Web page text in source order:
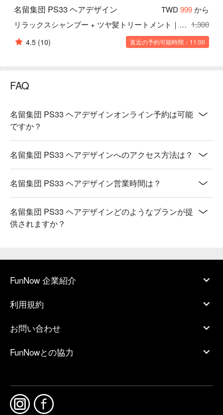
名留集団 PS33 ヘアデザイン TWD 999から
リラックスシャンプー + ツヤ髪トリートメント｜長さ不問 1,300
4.5 (10) 直近の予約可能時間：11:00
FAQ
名留集団 PS33 ヘアデザインオンライン予約は可能
ですか？
名留集団 PS33 ヘアデザインへのアクセス方法は？
名留集団 PS33 ヘアデザイン営業時間は？
名留集団 PS33 ヘアデザインどのようなプランが提
供されますか？
FunNow 企業紹介
利用規約
お問い合わせ
FunNowとの協力